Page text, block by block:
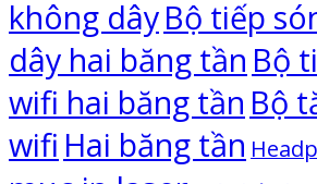
không dâyBộ tiếp
dây hai băng tần Bộ
wifi hai băng tần Bộ
wifi Hai băng tần